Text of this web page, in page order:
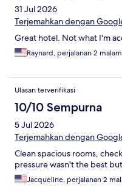
31 Jul 2026
Terjemahkan dengan
Great hotel. Not what I'm
Raynard, perjalanan 2 malam
Ulasan terverifikasi
10/10 Sempurna
5 Jul 2026
Terjemahkan dengan
Clean spacious rooms,
pressure wasn't the best
Jacqueline, perjalanan 2